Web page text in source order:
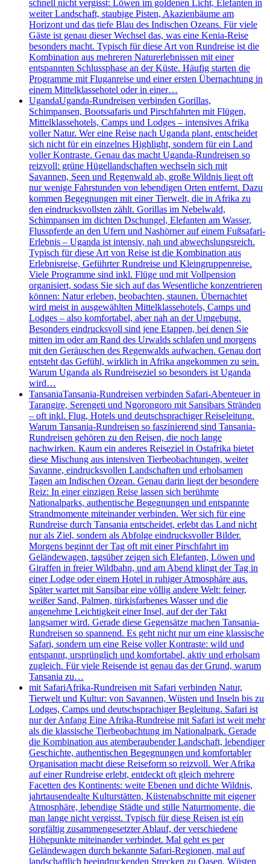
schnell nicht vergisst: Löwen im goldenen Licht, Elefanten in
weiter Landschaft, staubige Pisten, Akazienbäume am
Horizont und das tiefe Blau des Indischen Ozeans. Für viele
Gäste ist genau dieser Wechsel das, was eine Kenia-Reise
besonders macht. Typisch für diese Art von Rundreise ist die
Kombination aus mehreren Naturerlebnissen mit einer
entspannten Schlussphase an der Küste. Häufig starten die
Programme mit Fluganreise und einer ersten Übernachtung in
einem Mittelklassehotel oder in einer…
UgandaUganda-Rundreisen verbinden Gorillas,
Schimpansen, Bootssafaris und Pirschfahrten mit Flügen,
Mittelklassehotels, Camps und Lodges – intensives Afrika
voller Natur. Wer eine Reise nach Uganda plant, entscheidet
sich nicht für ein einzelnes Highlight, sondern für ein Land
voller Kontraste. Genau das macht Uganda-Rundreisen so
reizvoll: grüne Hügellandschaften wechseln sich mit
Savannen, Seen und Regenwald ab, große Wildnis liegt oft
nur wenige Fahrstunden von lebendigen Orten entfernt. Dazu
kommen Begegnungen mit einer Tierwelt, die in Afrika zu
den eindrucksvollsten zählt. Gorillas im Nebelwald,
Schimpansen im dichten Dschungel, Elefanten am Wasser,
Flusspferde an den Ufern und Nashörner auf einem Fußsafari-
Erlebnis – Uganda ist intensiv, nah und abwechslungsreich.
Typisch für diese Art von Reise ist die Kombination aus
Erlebnisreise, Geführter Rundreise und Kleingruppenreise.
Viele Programme sind inkl. Flüge und mit Vollpension
organisiert, sodass Sie sich auf das Wesentliche konzentrieren
können: Natur erleben, beobachten, staunen. Übernachtet
wird meist in ausgewählten Mittelklassehotels, Camps und
Lodges – also komfortabel, aber nah an der Umgebung.
Besonders eindrucksvoll sind jene Etappen, bei denen Sie
mitten im oder am Rand des Urwalds schlafen und morgens
mit den Geräuschen des Regenwalds aufwachen. Genau dort
entsteht das Gefühl, wirklich in Afrika angekommen zu sein.
Warum Uganda als Rundreiseziel so besonders ist Uganda
wird…
TansaniaTansania-Rundreisen verbinden Safari-Abenteuer in
Tarangire, Serengeti und Ngorongoro mit Sansibars Stränden
– oft inkl. Flug, Hotels und deutschsprachiger Reiseleitung.
Warum Tansania-Rundreisen so faszinierend sind Tansania-
Rundreisen gehören zu den Reisen, die noch lange
nachwirken. Kaum ein anderes Reiseziel in Ostafrika bietet
diese Mischung aus intensiven Tierbeobachtungen, weiter
Savanne, eindrucksvollen Landschaften und erholsamen
Tagen am Indischen Ozean. Genau darin liegt der besondere
Reiz: In einer einzigen Reise lassen sich berühmte
Nationalparks, authentische Begegnungen und entspannte
Strandmomente miteinander verbinden. Wer sich für eine
Rundreise durch Tansania entscheidet, erlebt das Land nicht
nur als Ziel, sondern als Abfolge eindrucksvoller Bilder.
Morgens beginnt der Tag oft mit einer Pirschfahrt im
Geländewagen, tagsüber zeigen sich Elefanten, Löwen und
Giraffen in freier Wildbahn, und am Abend klingt der Tag in
einer Lodge oder einem Hotel in ruhiger Atmosphäre aus.
Später wartet mit Sansibar eine völlig andere Welt: feiner,
weißer Sand, Palmen, türkisfarbenes Wasser und die
angenehme Leichtigkeit einer Insel, auf der der Takt
langsamer wird. Gerade diese Gegensätze machen Tansania-
Rundreisen so spannend. Es geht nicht nur um eine klassische
Safari, sondern um eine Reise voller Kontraste: wild und
entspannt, ursprünglich und komfortabel, aktiv und erholsam
zugleich. Für viele Reisende ist genau das der Grund, warum
Tansania zu…
mit SafariAfrika-Rundreisen mit Safari verbinden Natur,
Tierwelt und Kultur: von Savannen, Wüsten und Inseln bis zu
Lodges, Camps und deutschsprachiger Begleitung. Safari ist
nur der Anfang Eine Afrika-Rundreise mit Safari ist weit mehr
als die klassische Tierbeobachtung im Nationalpark. Gerade
die Kombination aus atemberaubender Landschaft, lebendiger
Geschichte, authentischen Begegnungen und komfortabler
Organisation macht diese Reiseform so reizvoll. Wer Afrika
auf einer Rundreise erlebt, entdeckt oft gleich mehrere
Facetten des Kontinents: weite Ebenen und dichte Wildnis,
jahrtausendealte Kulturstätten, Küstenabschnitte mit eigener
Atmosphäre, lebendige Städte und stille Naturmomente, die
man lange nicht vergisst. Typisch für diese Reisen ist ein
sorgfältig zusammengesetzter Ablauf, der verschiedene
Höhepunkte miteinander verbindet. Mal geht es per
Geländewagen durch bekannte Safari-Regionen, mal auf
landschaftlich beeindruckenden Strecken zu Oasen, Wüsten